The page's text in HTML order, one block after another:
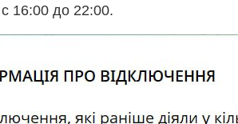
16:00 до 22:00.